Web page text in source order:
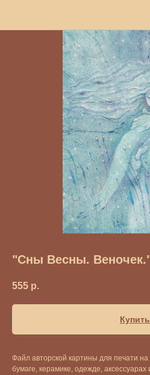
"Сны Весны.
555 р.
Купить
Файл авторской картины для печати
бумаге, керамике, одежде, аксессуарах